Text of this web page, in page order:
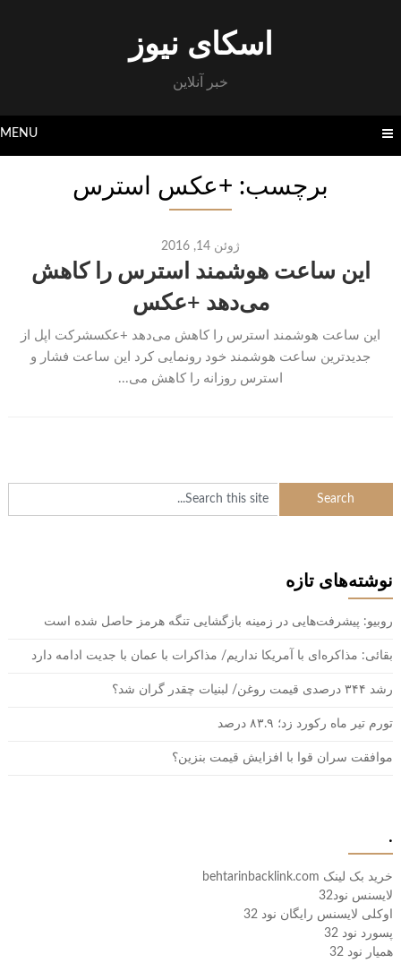
اسکای نیوز
خبر آنلاین
MENU
برچسب: +عکس استرس
ژوئن 14, 2016
این ساعت هوشمند استرس را کاهش
می‌دهد +عکس
این ساعت هوشمند استرس را کاهش می‌دهد +عکسشرکت اپل از
جدیدترین ساعت هوشمند خود رونمایی کرد این ساعت فشار و
استرس روزانه را کاهش می...
نوشته‌های تازه
روبیو: پیشرفت‌هایی در زمینه بازگشایی تنگه هرمز حاصل شده است
بقائی: مذاکره‌ای با آمریکا نداریم/ مذاکرات با عمان با جدیت ادامه دارد
رشد ۳۴۴ درصدی قیمت روغن/ لبنیات چقدر گران شد؟
تورم تیر ماه رکورد زد؛ ۸۳.۹ درصد
موافقت سران قوا با افزایش قیمت بنزین؟
.
خرید بک لینک behtarinbacklink.com
لایسنس نود32
اوکلی لایسنس رایگان نود 32
پسورد نود 32
همیار نود 32